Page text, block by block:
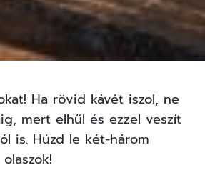
Ha rövid kávét iszol, ne
mert elhűl és ezzel veszít
is. Húzd le két-három